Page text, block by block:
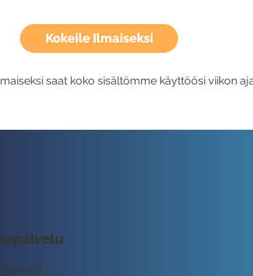
Kokeile Ilmaiseksi
saat koko sisältömme käyttöösi viikon